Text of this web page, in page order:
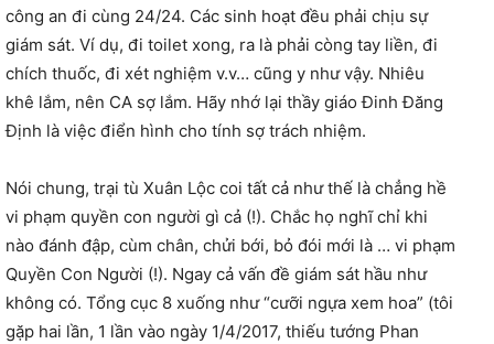
công an đi cùng 24/24. Các sinh hoạt đều phải chịu sự
giám sát. Ví dụ, đi toilet xong, ra là phải còng tay liền, đi
chích thuốc, đi xét nghiệm v.v… cũng y như vậy. Nhiêu
khê lắm, nên CA sợ lắm. Hãy nhớ lại thầy giáo Đinh Đăng
Định là việc điển hình cho tính sợ trách nhiệm.
Nói chung, trại tù Xuân Lộc coi tất cả như thế là chẳng hề
vi phạm quyền con người gì cả (!). Chắc họ nghĩ chỉ khi
nào đánh đập, cùm chân, chửi bới, bỏ đói mới là … vi phạm
Quyền Con Người (!). Ngay cả vấn đề giám sát hầu như
không có. Tổng cục 8 xuống như “cưỡi ngựa xem hoa” (tôi
gặp hai lần, 1 lần vào ngày 1/4/2017, thiếu tướng Phan